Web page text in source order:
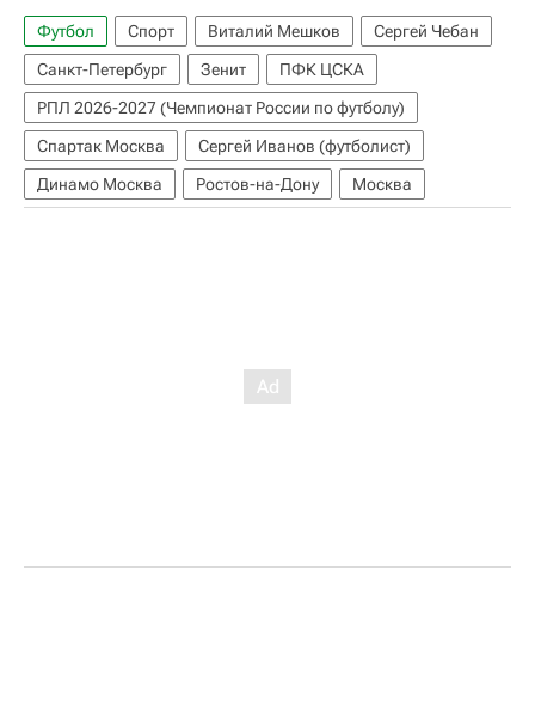
Футбол Спорт Виталий Мешков
Сергей Чебан
Санкт-Петербург
Зенит
ПФК ЦСКА
РПЛ 2026-2027 (Чемпионат России по футболу)
Спартак Москва
Сергей Иванов (футболист)
Динамо Москва
Ростов-на-Дону Москва